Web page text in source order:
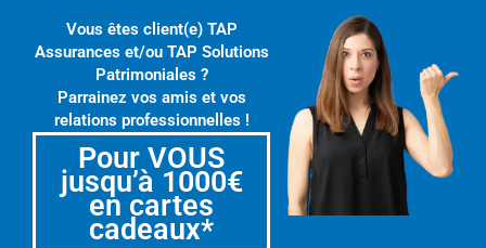
Vous êtes client(e) TAP
Assurances et/ou TAP Solutions
Patrimoniales ?
Parrainez vos amis et vos
relations professionnelles !
Pour VOUS
jusqu’à 1000€
en cartes
cadeaux*